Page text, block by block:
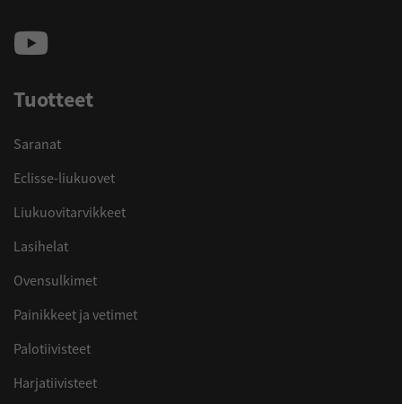
Tuotteet
Saranat
Eclisse-liukuovet
Liukuovitarvikkeet
Lasihelat
Ovensulkimet
Painikkeet ja vetimet
Palotiivisteet
Harjatiivisteet